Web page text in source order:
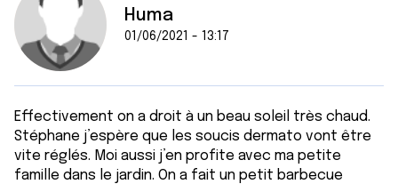
Huma
01/06/2021 - 13:17
Effectivement on a droit à un beau soleil très chaud.
Stéphane j’espère que les soucis dermato vont être
vite réglés. Moi aussi j’en profite avec ma petite
famille dans le jardin. On a fait un petit barbecue